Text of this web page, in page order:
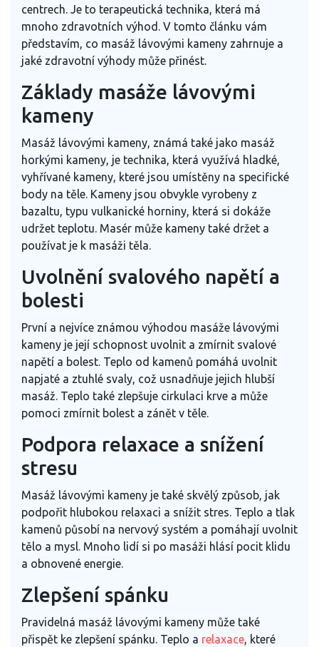
centrech. Je to terapeutická technika, která má
mnoho zdravotních výhod. V tomto článku vám
představím, co masáž lávovými kameny zahrnuje a
jaké zdravotní výhody může přinést.
Základy masáže lávovými
kameny
Masáž lávovými kameny, známá také jako masáž
horkými kameny, je technika, která využívá hladké,
vyhřívané kameny, které jsou umístěny na specifické
body na těle. Kameny jsou obvykle vyrobeny z
bazaltu, typu vulkanické horniny, která si dokáže
udržet teplotu. Masér může kameny také držet a
používat je k masáži těla.
Uvolnění svalového napětí a
bolesti
První a nejvíce známou výhodou masáže lávovými
kameny je její schopnost uvolnit a zmírnit svalové
napětí a bolest. Teplo od kamenů pomáhá uvolnit
napjaté a ztuhlé svaly, což usnadňuje jejich hlubší
masáž. Teplo také zlepšuje cirkulaci krve a může
pomoci zmírnit bolest a zánět v těle.
Podpora relaxace a snížení
stresu
Masáž lávovými kameny je také skvělý způsob, jak
podpořit hlubokou relaxaci a snížit stres. Teplo a tlak
kamenů působí na nervový systém a pomáhají uvolnit
tělo a mysl. Mnoho lidí si po masáži hlásí pocit klidu
a obnovené energie.
Zlepšení spánku
Pravidelná masáž lávovými kameny může také
přispět ke zlepšení spánku. Teplo a relaxace, které